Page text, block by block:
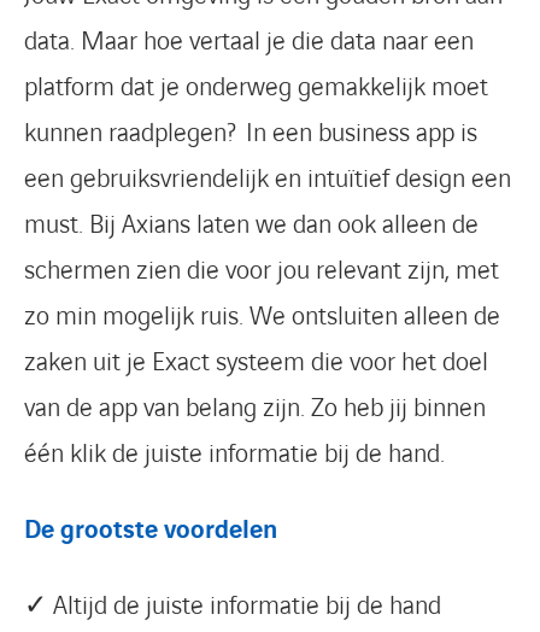
data. Maar hoe vertaal je die data naar een
platform dat je onderweg gemakkelijk moet
kunnen raadplegen? In een business app is
een gebruiksvriendelijk en intuïtief design een
must. Bij Axians laten we dan ook alleen de
schermen zien die voor jou relevant zijn, met
zo min mogelijk ruis. We ontsluiten alleen de
zaken uit je Exact systeem die voor het doel
van de app van belang zijn. Zo heb jij binnen
één klik de juiste informatie bij de hand.
De grootste voordelen
✓ Altijd de juiste informatie bij de hand